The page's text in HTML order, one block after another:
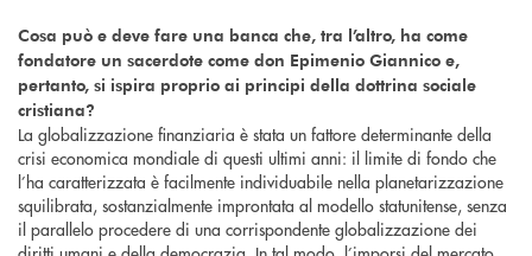
Cosa può e deve fare una banca che, tra l’altro, ha come
fondatore un sacerdote come don Epimenio Giannico e,
pertanto, si ispira proprio ai principi della dottrina sociale
cristiana?
La globalizzazione finanziaria è stata un fattore determinante della
crisi economica mondiale di questi ultimi anni: il limite di fondo che
l’ha caratterizzata è facilmente individuabile nella planetarizzazione
squilibrata, sostanzialmente improntata al modello statunitense, senza
il parallelo procedere di una corrispondente globalizzazione dei